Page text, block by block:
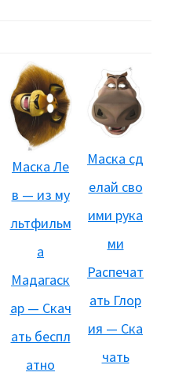
Маска Ле
в — из му
льтфильм
а
Мадагаск
ар — Скач
ать беспл
атно
Маска сд
елай сво
ими рука
ми
Распечат
ать Глор
ия — Ска
чать